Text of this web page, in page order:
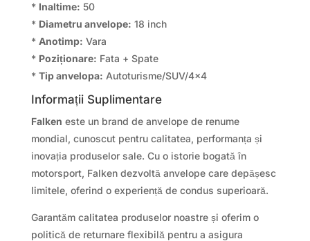
* Inaltime: 50
* Diametru anvelope: 18 inch
* Anotimp: Vara
* Poziționare: Fata + Spate
* Tip anvelopa: Autoturisme/SUV/4×4
Informații Suplimentare
Falken este un brand de anvelope de renume
mondial, cunoscut pentru calitatea, performanța și
inovația produselor sale. Cu o istorie bogată în
motorsport, Falken dezvoltă anvelope care depășesc
limitele, oferind o experiență de condus superioară.
Garantăm calitatea produselor noastre și oferim o
politică de returnare flexibilă pentru a asigura